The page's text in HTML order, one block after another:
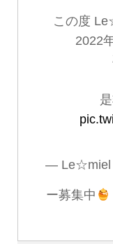
この度
2022
— Le☆miel
ー募集中